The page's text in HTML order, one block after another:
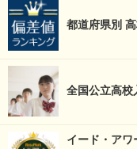
都道府県別
全国公立高校
イード・アワ